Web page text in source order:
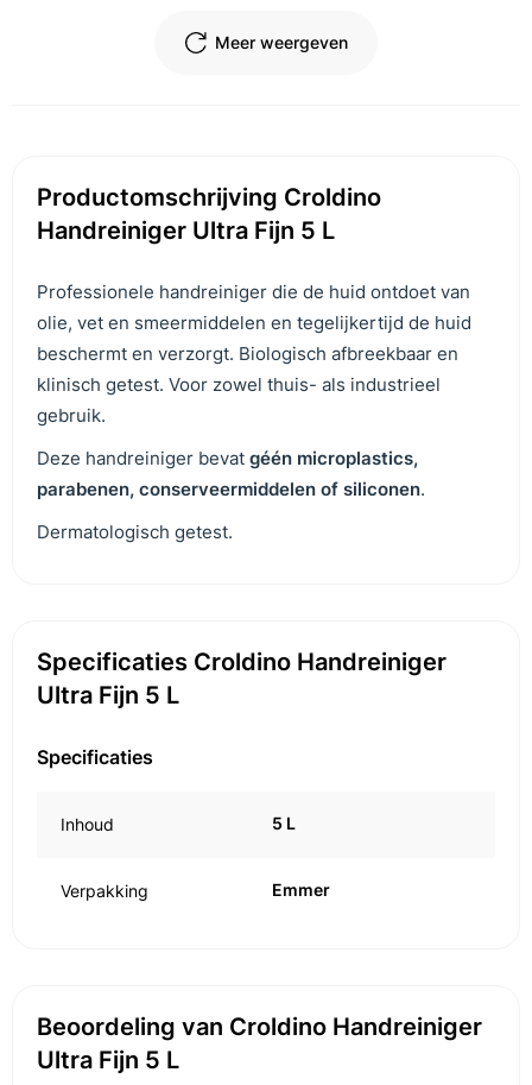
Meer weergeven
Productomschrijving Croldino
Handreiniger Ultra Fijn 5 L
Professionele handreiniger die de huid ontdoet van
olie, vet en smeermiddelen en tegelijkertijd de huid
beschermt en verzorgt. Biologisch afbreekbaar en
klinisch getest. Voor zowel thuis- als industrieel
gebruik.
Deze handreiniger bevat géén microplastics,
parabenen, conserveermiddelen of siliconen.
Dermatologisch getest.
Specificaties Croldino Handreiniger
Ultra Fijn 5 L
Specificaties
Inhoud 5 L
Verpakking Emmer
Beoordeling van Croldino Handreiniger
Ultra Fijn 5 L